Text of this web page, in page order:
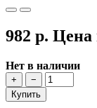
982 р. Цена
Нет в наличии
+
−
Купить